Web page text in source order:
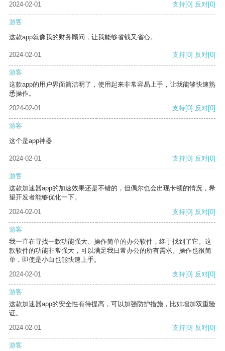
2024-02-01
支持[0] 反对[0]
游客
这款app就像我的财务顾问，让我能够省钱又省心。
2024-02-01 支持[0] 反对[0]
游客
这款app的用户界面简洁明了，使用起来非常容易上手，让我能够快速熟
悉操作。
2024-02-01
支持[0] 反对[0]
游客
这个是app神器
2024-02-01 支持[0] 反对[0]
游客
这款加速器app的加速效果还是不错的，但偶尔也会出现卡顿的情况，希
望开发者能够优化一下。
2024-02-01
支持[0] 反对[0]
游客
我一直在寻找一款功能强大、操作简单的办公软件，终于找到了它。这
款软件的功能非常强大，可以满足我日常办公的所有需求。操作也很简
单，即使是小白也能快速上手。
2024-02-01
支持[0] 反对[0]
游客
这款加速器app的安全性有待提高，可以加强防护措施，比如增加双重验
证。
2024-02-01
支持[0] 反对[0]
游客